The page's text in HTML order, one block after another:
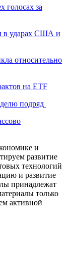
голосах за
в ударах США и
относительно
на ETF
подряд
и
развитие
технологий
и развитие
принадлежат
только
активной